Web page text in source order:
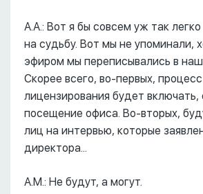
А.А.: Вот я бы совсем уж так
на судьбу. Вот мы не упоминали,
эфиром мы переписывались в
Скорее всего, во-первых, процесс
лицензирования будет включать,
посещение офиса. Во-вторых,
лиц на интервью, которые
директора...
А.М.: Не будут, а могут.